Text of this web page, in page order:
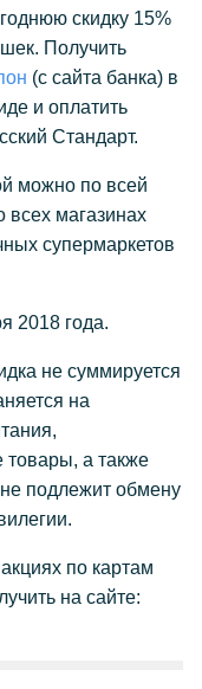
скидку 15%
Получить
(с сайта банка) в
и оплатить
Стандарт.
можно по всей
всех магазинах
супермаркетов
2018 года.
не суммируется
на
а также
подлежит обмену
по картам
на сайте: